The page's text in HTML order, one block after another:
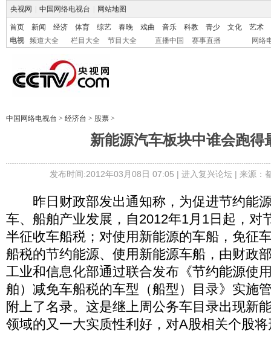
央视网 中国网络电视台 网站地图
首页 新闻 经济 体育 综艺 春晚 戏曲 音乐 科教 青少 文化
艺术
电视
频道大全 栏目大全 节目大全 直播中国 赛事直播 网络
中国网络电视台 > 经济台 > 股票 >
新能源汽车板块中谁会跑得
发布时间:2012年03月08日 07:05 | 进入复兴论坛| 来源：
昨日财政部发出通知称，为促进节约能
车、船舶产业发展，自2012年1月1日起，对
半征收车船税；对使用新能源的车船，免征
船税的节约能源、使用新能源车船，由财政
工业和信息化部通过联合发布《节约能源使
舶）减免车船税的车型（船型）目录》实施
附上了名录。这是继上周公务车目录出现新
领域的又一大实质性利好，对A股相关个股